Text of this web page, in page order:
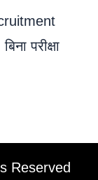
परीक्षा
Reserved